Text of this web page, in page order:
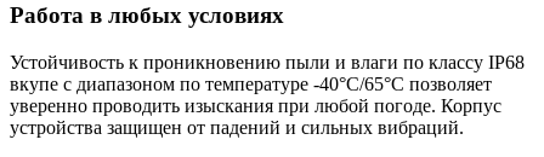
Работа в любых условиях
Устойчивость к проникновению пыли и влаги по классу IP68
вкупе с диапазоном по температуре -40°C/65°C позволяет
уверенно проводить изыскания при любой погоде. Корпус
устройства защищен от падений и сильных вибраций.